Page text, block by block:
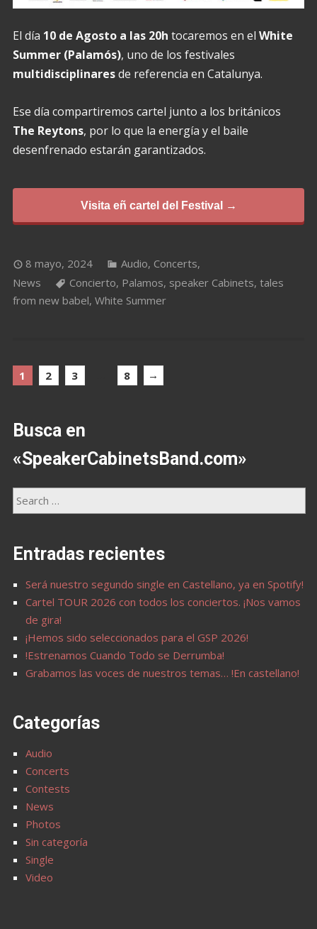
El día 10 de Agosto a las 20h tocaremos en el White
Summer (Palamós), uno de los festivales
multidisciplinaresde referencia en Catalunya.
Ese día compartiremos cartel junto a los británicos
The Reytons, por lo que la energía y el baile
desenfrenado estarán garantizados.
Visita eñ cartel del Festival →
8 mayo, 2024 Audio, Concerts,
News
Concierto, Palamos, speaker Cabinets, tales
from new babel, White Summer
1 2 3 8 →
Busca en
«SpeakerCabinetsBand.com»
Entradas recientes
Será nuestro segundo single en Castellano, ya en Spotify!
Cartel TOUR 2026 con todos los conciertos. ¡Nos vamos
de gira!
¡Hemos sido seleccionados para el GSP 2026!
!Estrenamos Cuando Todo se Derrumba!
Grabamos las voces de nuestros temas… !En castellano!
Categorías
Audio
Concerts
Contests
News
Photos
Sin categoría
Single
Video